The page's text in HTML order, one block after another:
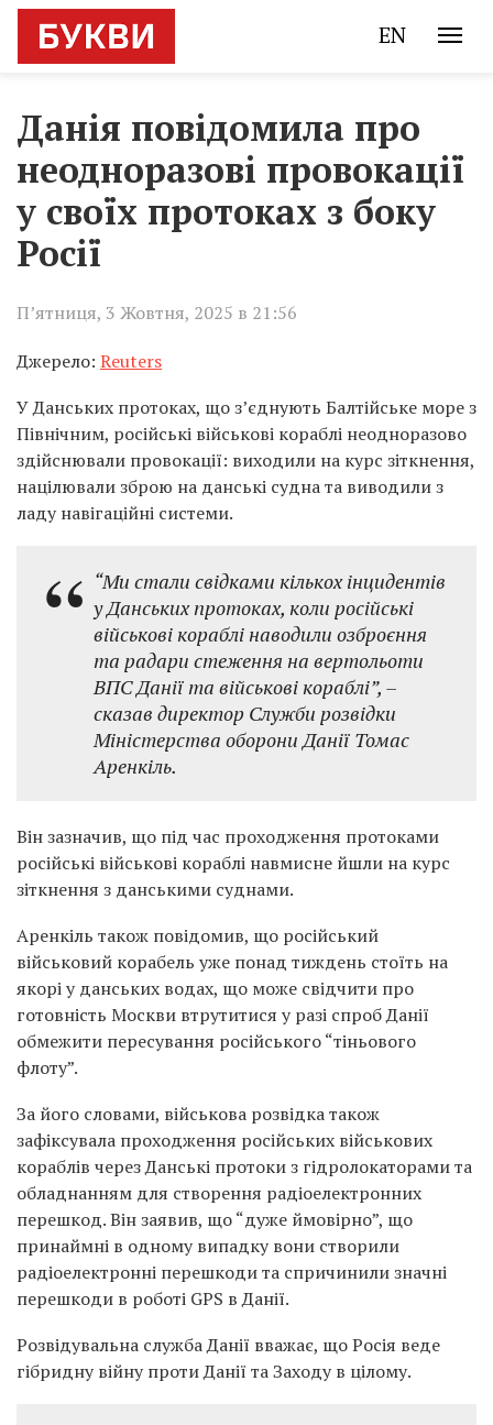
EN
Данія повідомила про
неодноразові провокації
у своїх протоках з боку
Росії
П’ятниця, 3 Жовтня, 2025 в 21:56
Джерело: Reuters
У Данських протоках, що з’єднують Балтійське море з
Північним, російські військові кораблі неодноразово
здійснювали провокації: виходили на курс зіткнення,
націлювали зброю на данські судна та виводили з
ладу навігаційні системи.
“Ми стали свідками кількох інцидентів
у Данських протоках, коли російські
військові кораблі наводили озброєння
та радари стеження на вертольоти
ВПС Данії та військові кораблі”, –
сказав директор Служби розвідки
Міністерства оборони Данії Томас
Аренкіль.
Він зазначив, що під час проходження протоками
російські військові кораблі навмисне йшли на курс
зіткнення з данськими суднами.
Аренкіль також повідомив, що російський
військовий корабель уже понад тиждень стоїть на
якорі у данських водах, що може свідчити про
готовність Москви втрутитися у разі спроб Данії
обмежити пересування російського “тіньового
флоту”.
За його словами, військова розвідка також
зафіксувала проходження російських військових
кораблів через Данські протоки з гідролокаторами та
обладнанням для створення радіоелектронних
перешкод. Він заявив, що “дуже ймовірно”, що
принаймні в одному випадку вони створили
радіоелектронні перешкоди та спричинили значні
перешкоди в роботі GPS в Данії.
Розвідувальна служба Данії вважає, що Росія веде
гібридну війну проти Данії та Заходу в цілому.